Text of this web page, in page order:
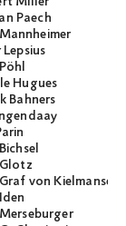
Paech
Hugues
Bahners
von